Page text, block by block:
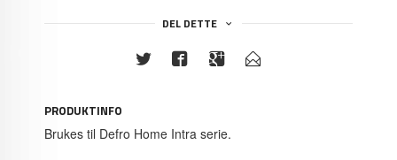
DEL DETTE
PRODUKTINFO
Brukes til Defro Home Intra serie.